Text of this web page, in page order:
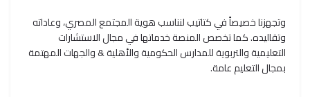
وتجهزنا خصيصاً في كتاتيب لنناسب هوية المجتمع المصري، وعاداته
وتقاليده. كما تخصص المنصة خدماتها في مجال الاستشارات
التعليمية والتربوية للمدارس الحكومية والأهلية & والجهات المهتمة
بمجال التعليم عامة.